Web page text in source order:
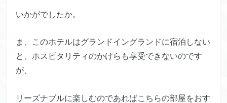
いかがでしたか。
ま、このホテルはグランドイングランドに宿泊しない
と、ホスピタリティのかけらも享受できないのです
が、
リーズナブルに楽しむのであればこちらの部屋をおす